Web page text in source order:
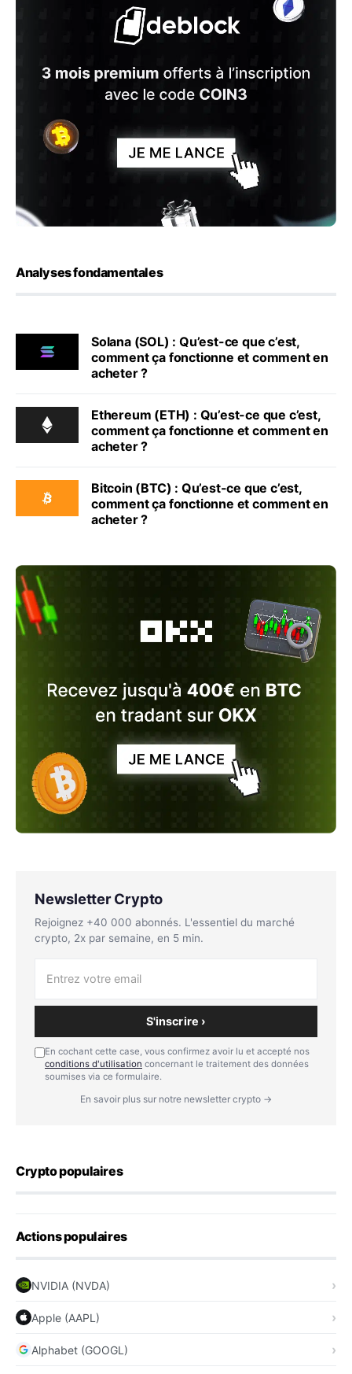
Analyses fondamentales
Solana (SOL) : Qu’est-ce que c’est,
comment ça fonctionne et comment en
acheter ?
Ethereum (ETH) : Qu’est-ce que c’est,
comment ça fonctionne et comment en
acheter ?
Bitcoin (BTC) : Qu’est-ce que c’est,
comment ça fonctionne et comment en
acheter ?
Newsletter Crypto
Rejoignez +40 000 abonnés. L'essentiel du marché
crypto, 2x par semaine, en 5 min.
S'inscrire ›
En cochant cette case, vous confirmez avoir lu et accepté nos
conditions d'utilisation concernant le traitement des données
soumises via ce formulaire.
En savoir plus sur notre newsletter crypto →
Crypto populaires
Actions populaires
NVIDIA (NVDA)
Apple (AAPL)
Alphabet (GOOGL)